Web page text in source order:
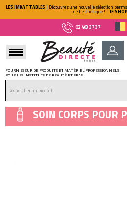
LES IMBATTABLES | Découvrez une nouvelle sélection
de l'esthétique ! JE
02 403 37 37
FOURNISSEUR DE PRODUITS ET MATÉRIEL PROFESSIONNELS
POUR LES INSTITUTS DE BEAUTÉ ET SPAS
SOIN CORPS POUR